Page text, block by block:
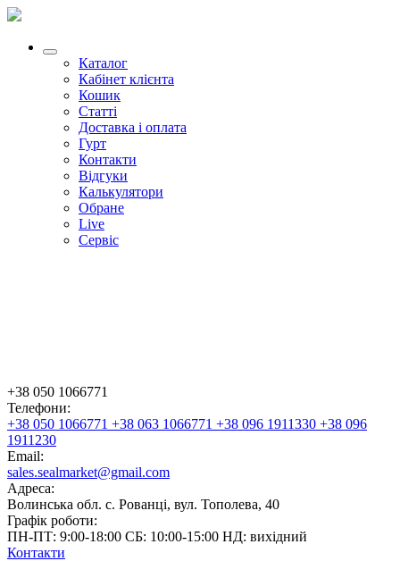
Каталог
Кабінет клієнта
Кошик
Статті
Доставка і оплата
Гурт
Контакти
Відгуки
Калькулятори
Обране
Live
Сервіс
+38 050 1066771
Телефони:
+38 050 1066771 +38 063 1066771 +38 096 1911330 +38 096
1911230
Email:
sales.sealmarket@gmail.com
Адреса:
Волинська обл. с. Рованці, вул. Тополева, 40
Графік роботи:
ПН-ПТ: 9:00-18:00 СБ: 10:00-15:00 НД: вихідний
Контакти